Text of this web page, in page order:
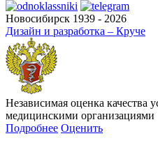
Новосибирск 1939 - 2026
Дизайн и разработка – Круче
Независимая оценка качества
медицинскими организациями
Подробнее Оценить